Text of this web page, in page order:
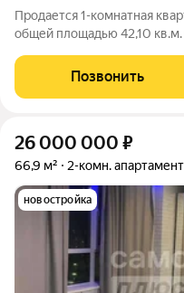
Продается 1-комнатная
общей площадью 42,10
террасами. Высота потолков от 3,5 до 4,65 м. Эксклюзивные
Позвонить
26 000 000 ₽
66,9 м² 2-комн.
новостройка